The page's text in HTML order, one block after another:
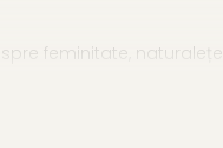
feminitate,